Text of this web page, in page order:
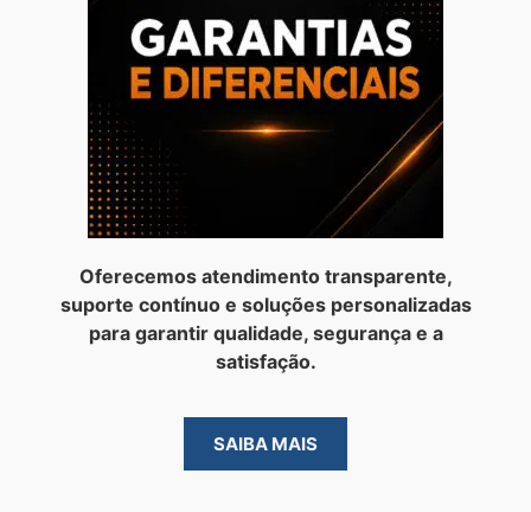
Oferecemos atendimento transparente,
suporte contínuo e soluções personalizadas
para garantir qualidade, segurança e a
satisfação.
SAIBA MAIS